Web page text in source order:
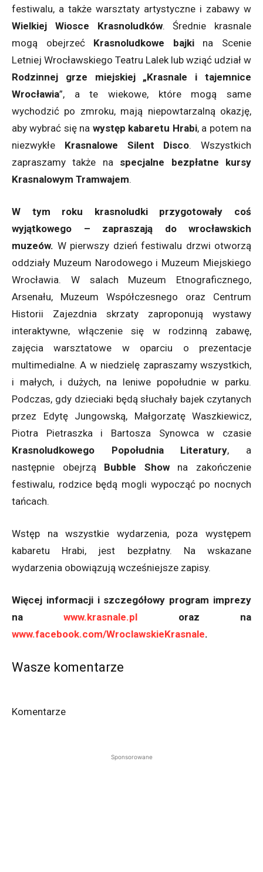
festiwalu, a także warsztaty artystyczne i zabawy w
Wielkiej Wiosce Krasnoludków. Średnie krasnale
mogą obejrzeć Krasnoludkowe bajkina Scenie
Letniej Wrocławskiego Teatru Lalek lub wziąć udział w
Rodzinnej grze miejskiej „Krasnale i tajemnice
Wrocławia”, a te wiekowe, które mogą same
wychodzić po zmroku, mają niepowtarzalną okazję,
aby wybrać się na występ kabaretu Hrabi, a potem na
niezwykłe Krasnalowe Silent Disco. Wszystkich
zapraszamy także na specjalne bezpłatne kursy
Krasnalowym Tramwajem.
W tym roku krasnoludki przygotowały coś
wyjątkowego – zapraszają do wrocławskich
muzeów. W pierwszy dzień festiwalu drzwi otworzą
oddziały Muzeum Narodowego i Muzeum Miejskiego
Wrocławia. W salach Muzeum Etnograficznego,
Arsenału, Muzeum Współczesnego oraz Centrum
Historii Zajezdnia skrzaty zaproponują wystawy
interaktywne, włączenie się w rodzinną zabawę,
zajęcia warsztatowe w oparciu o prezentacje
multimedialne. A w niedzielę zapraszamy wszystkich,
i małych, i dużych, na leniwe popołudnie w parku.
Podczas, gdy dzieciaki będą słuchały bajek czytanych
przez Edytę Jungowską, Małgorzatę Waszkiewicz,
Piotra Pietraszka i Bartosza Synowca w czasie
Krasnoludkowego Popołudnia Literatury, a
następnie obejrzą Bubble Showna zakończenie
festiwalu, rodzice będą mogli wypocząć po nocnych
tańcach.
Wstęp na wszystkie wydarzenia, poza występem
kabaretu Hrabi, jest bezpłatny. Na wskazane
wydarzenia obowiązują wcześniejsze zapisy.
Więcej informacji i szczegółowy program imprezy
nawww.krasnale.pl oraz na
www.facebook.com/WroclawskieKrasnale.
Wasze komentarze
Komentarze
Sponsorowane